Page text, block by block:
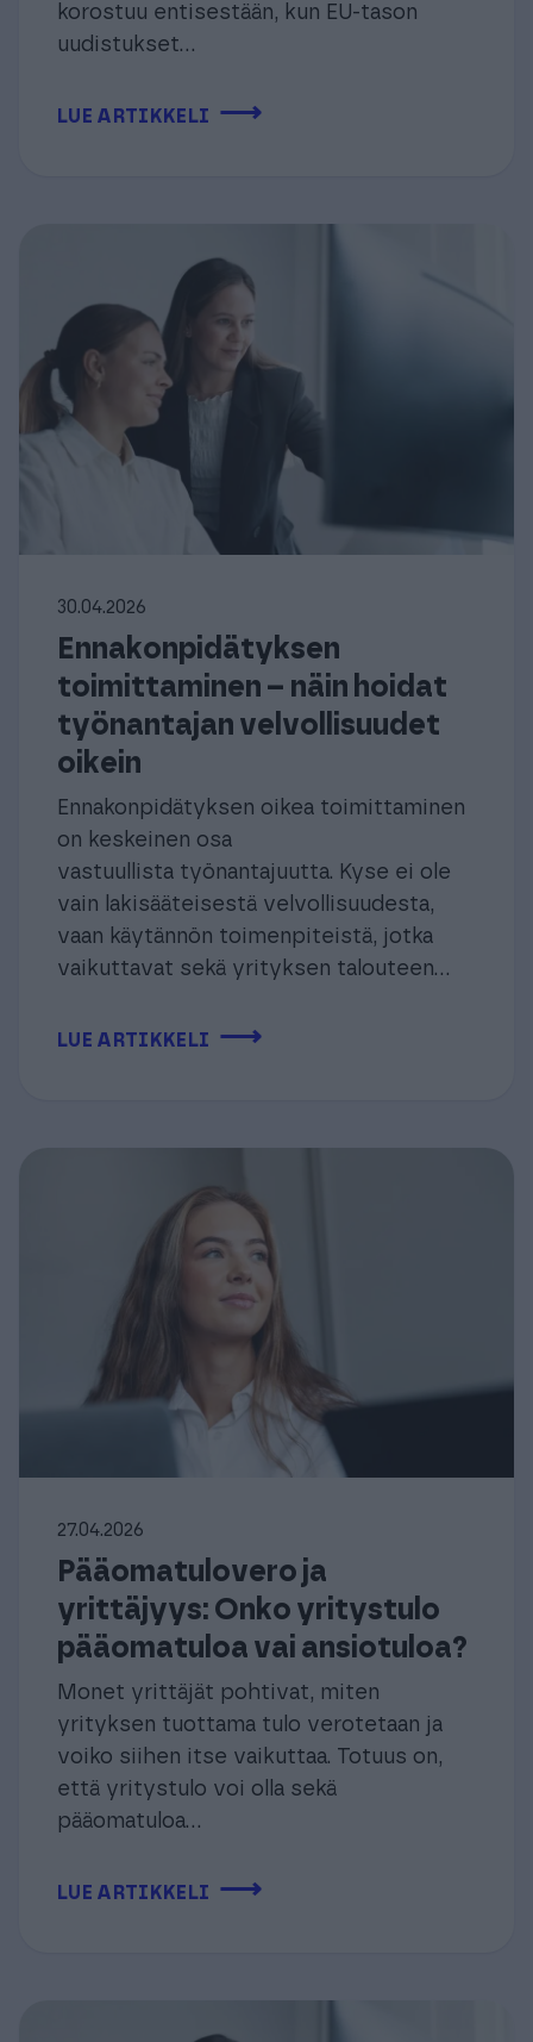
korostuu entisestään, kun EU-tason
uudistukset...
LUE ARTIKKELI ⟶
30.04.2026
Ennakonpidätyksen
toimittaminen – näin hoidat
työnantajan velvollisuudet
oikein
Ennakonpidätyksen oikea toimittaminen
on keskeinen osa
vastuullista työnantajuutta. Kyse ei ole
vain lakisääteisestä velvollisuudesta,
vaan käytännön toimenpiteistä, jotka
vaikuttavat sekä yrityksen talouteen...
LUE ARTIKKELI ⟶
27.04.2026
Pääomatulovero ja
yrittäjyys: Onko yritystulo
pääomatuloa vai ansiotuloa?
Monet yrittäjät pohtivat, miten
yrityksen tuottama tulo verotetaan ja
voiko siihen itse vaikuttaa. Totuus on,
että yritystulo voi olla sekä
pääomatuloa...
LUE ARTIKKELI ⟶